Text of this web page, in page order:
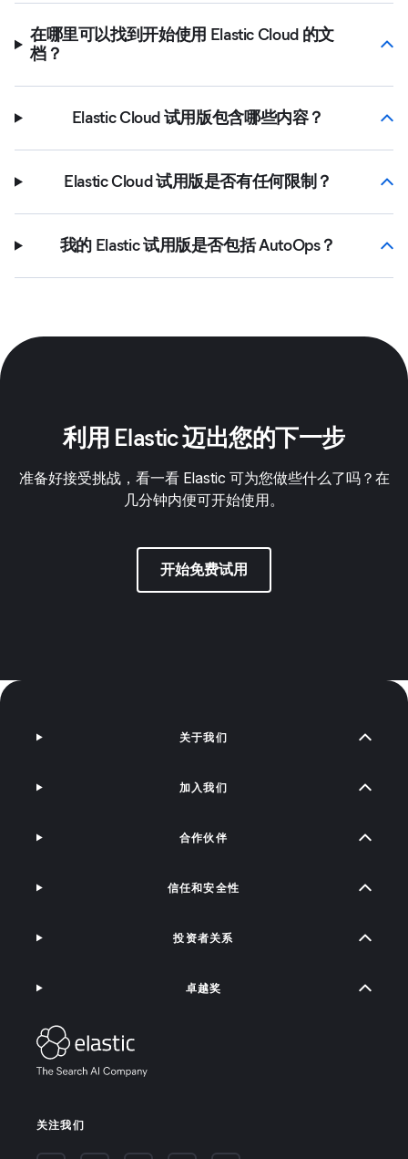
在哪里可以找到开始使用 Elastic Cloud 的文
档？
Elastic Cloud 试用版包含哪些内容？
Elastic Cloud 试用版是否有任何限制？
我的 Elastic 试用版是否包括 AutoOps？
利用 Elastic 迈出您的下一步
准备好接受挑战，看一看 Elastic 可为您做些什么了吗？在
几分钟内便可开始使用。
开始免费试用
关注我们
关于我们
加入我们
合作伙伴
信任和安全性
投资者关系
卓越奖